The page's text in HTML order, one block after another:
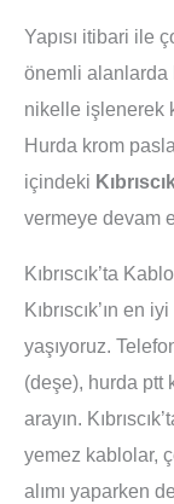
Yapısı itibari ile
önemli alanlarda
nikelle işlenerek
Hurda krom
içindeki
vermeye devam
Kıbrıscık’ta
Kıbrıscık’ın en
yaşıyoruz.
(deşe), hurda ptt
arayın.
yemez kablolar,
alımı yaparken